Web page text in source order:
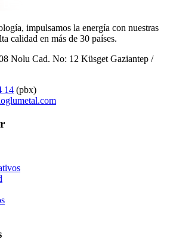
impulsamos la energía con nuestras
calidad en más de 30 países.
Nolu Cad. No: 12 Küsget Gaziantep /
14 (pbx)